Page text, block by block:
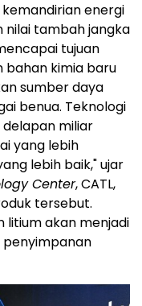
energi
nilai tambah jangka
tujuan
kimia baru
sumber daya
benua. Teknologi
miliar
yang lebih
lebih baik," ujar
Center, CATL,
tersebut.
litium akan menjadi
penyimpanan